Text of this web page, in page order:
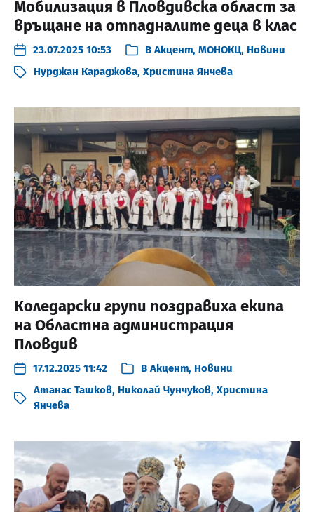
Мобилизация в Пловдивска област за
връщане на отпадналите деца в клас
23.07.2025 10:53 В Акцент, МОНОКЦ, Новини
Нурджан Караджова, Христина Янчева
Коледарски групи поздравиха екипа
на Областна администрация
Пловдив
17.12.2025 11:42 В Акцент, Новини
Атанас Ташков, Николай Чунчуков, Христина
Янчева